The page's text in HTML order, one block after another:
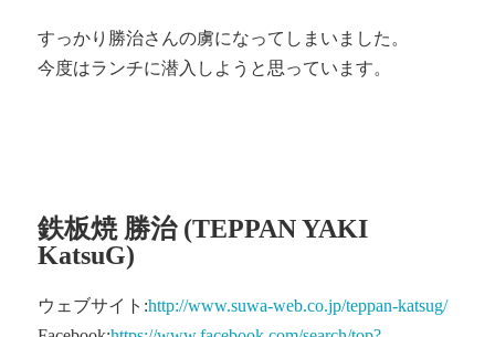
すっかり勝治さんの虜になってしまいました。
今度はランチに潜入しようと思っています。
鉄板焼 勝治 (TEPPAN YAKI
KatsuG)
ウェブサイト:http://www.suwa-web.co.jp/teppan-katsug/